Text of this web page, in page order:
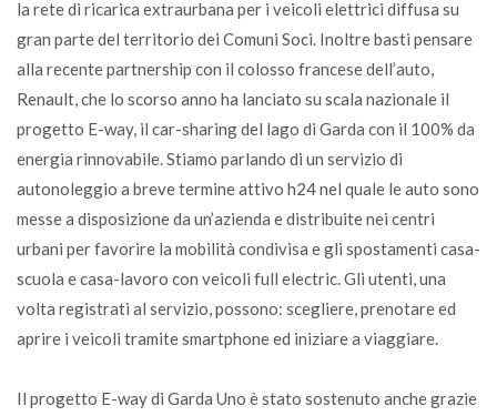
la rete di ricarica extraurbana per i veicoli elettrici diffusa su
gran parte del territorio dei Comuni Soci. Inoltre basti pensare
alla recente partnership con il colosso francese dell’auto,
Renault, che lo scorso anno ha lanciato su scala nazionale il
progetto E-way, il car-sharing del lago di Garda con il 100% da
energia rinnovabile. Stiamo parlando di un servizio di
autonoleggio a breve termine attivo h24 nel quale le auto sono
messe a disposizione da un’azienda e distribuite nei centri
urbani per favorire la mobilità condivisa e gli spostamenti casa-
scuola e casa-lavoro con veicoli full electric. Gli utenti, una
volta registrati al servizio, possono: scegliere, prenotare ed
aprire i veicoli tramite smartphone ed iniziare a viaggiare.
Il progetto E-way di Garda Uno è stato sostenuto anche grazie